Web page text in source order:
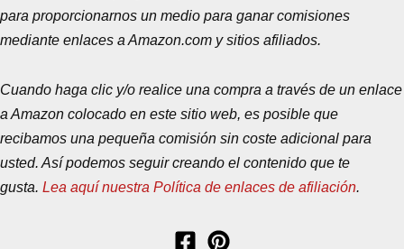
para proporcionarnos un medio para ganar comisiones
mediante enlaces a Amazon.com y sitios afiliados.
Cuando haga clic y/o realice una compra a través de un enlace
a Amazon colocado en este sitio web, es posible que
recibamos una pequeña comisión sin coste adicional para
usted. Así podemos seguir creando el contenido que te
gusta. Lea aquí nuestra Política de enlaces de afiliación.